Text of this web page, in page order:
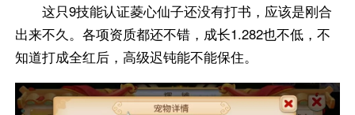
这只9技能认证菱心仙子还没有打书，应该是刚合
出来不久。各项资质都还不错，成长1.282也不低，不
知道打成全红后，高级迟钝能不能保住。